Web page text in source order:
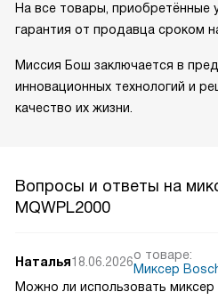
На все товары, приобретённые
гарантия от продавца сроком
Миссия Бош заключается в
инновационных технологий и
качество их жизни.
Вопросы и ответы на
MQWPL2000
Наталья18.06.2026о товаре:
Миксер
Можно ли использовать миксер